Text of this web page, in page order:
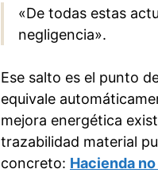
«De todas estas
negligencia».
Ese salto es el punto
equivale
mejora energética
trazabilidad material
concreto: Hacienda